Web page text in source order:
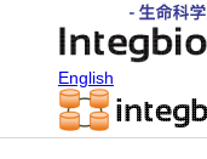
English